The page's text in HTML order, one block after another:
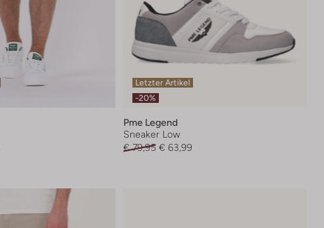
Letzter Artikel
-20%
Pme Legend
Sneaker Low
€ 79,95 € 63,99